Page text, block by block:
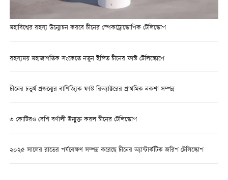
মহাবিশ্বের রহস্য উন্মোচন করবে চীনের স্পেকট্রোস্কোপিক টেলিস্কোপ
রহস্যময় মহাজাগতিক সংকেতে নতুন ইঙ্গিত চীনের ফাস্ট টেলিস্কোপে
চীনের চতুর্থ প্রজন্মের বাণিজ্যিক ফাস্ট রিঅ্যাক্টরের প্রাথমিক নকশা সম্পন্ন
৩ কোটিরও বেশি বর্ণালী উন্মুক্ত করল চীনের টেলিস্কোপ
২০২৫ সালের রাতের পর্যবেক্ষণ সম্পন্ন করেছে চীনের অ্যান্টার্কটিক জরিপ টেলিস্কোপ